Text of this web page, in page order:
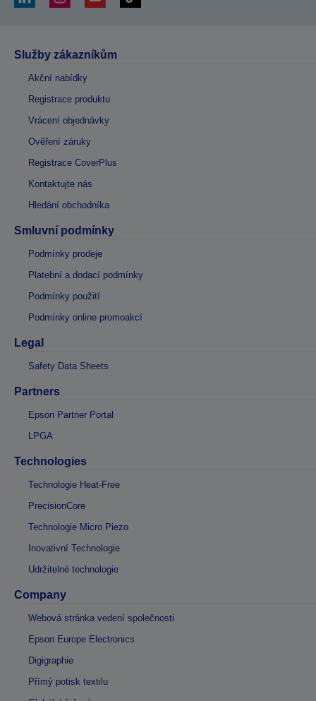
Služby zákazníkům
Akční nabídky
Registrace produktu
Vrácení objednávky
Ověření záruky
Registrace CoverPlus
Kontaktujte nás
Hledání obchodníka
Smluvní podmínky
Podmínky prodeje
Platební a dodací podmínky
Podmínky použití
Podmínky online promoakcí
Legal
Safety Data Sheets
Partners
Epson Partner Portal
LPGA
Technologies
Technologie Heat-Free
PrecisionCore
Technologie Micro Piezo
Inovativní Technologie
Udržitelné technologie
Company
Webová stránka vedení společnosti
Epson Europe Electronics
Digigraphie
Přímý potisk textilu